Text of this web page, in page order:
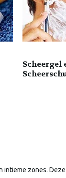
Scheergel
zones.